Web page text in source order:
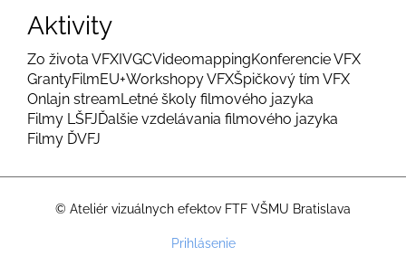
Aktivity
Zo života VFXIVGCVideomappingKonferencie VFX
GrantyFilmEU+Workshopy VFXŠpičkový tím VFX
Onlajn streamLetné školy filmového jazyka
Filmy LŠFJĎalšie vzdelávania filmového jazyka
Filmy ĎVFJ
© Ateliér vizuálnych efektov FTF VŠMU Bratislava
Prihlásenie